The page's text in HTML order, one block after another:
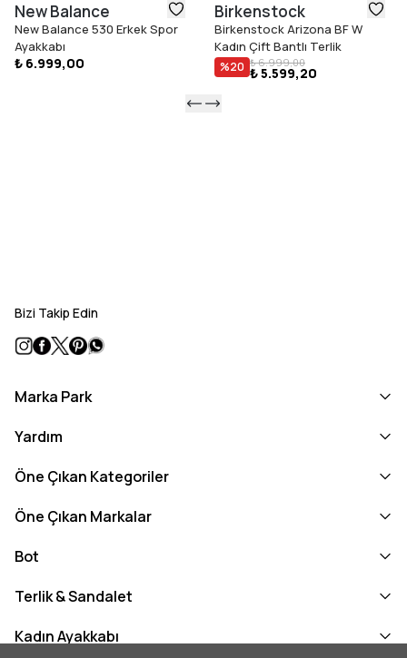
New Balance
New Balance 530 Erkek Spor
Ayakkabı
₺ 6.999,00
Birkenstock
Birkenstock Arizona BF W
Kadın Çift Bantlı Terlik
%20 ₺ 6.999,00
₺ 5.599,20
Bizi Takip Edin
Marka Park
Yardım
Öne Çıkan Kategoriler
Öne Çıkan Markalar
Bot
Terlik & Sandalet
Kadın Ayakkabı